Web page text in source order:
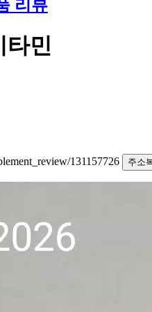
리뷰
타민
131157726
주소